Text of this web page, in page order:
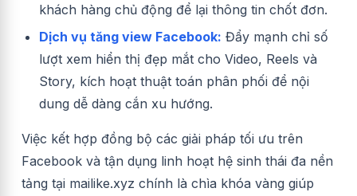
khách hàng chủ động để lại thông tin chốt đơn.
Dịch vụ tăng view Facebook: Đẩy mạnh chỉ số
lượt xem hiển thị đẹp mắt cho Video, Reels và
Story, kích hoạt thuật toán phân phối để nội
dung dễ dàng cắn xu hướng.
Việc kết hợp đồng bộ các giải pháp tối ưu trên
Facebook và tận dụng linh hoạt hệ sinh thái đa nền
tảng tại mailike.xyz chính là chìa khóa vàng giúp